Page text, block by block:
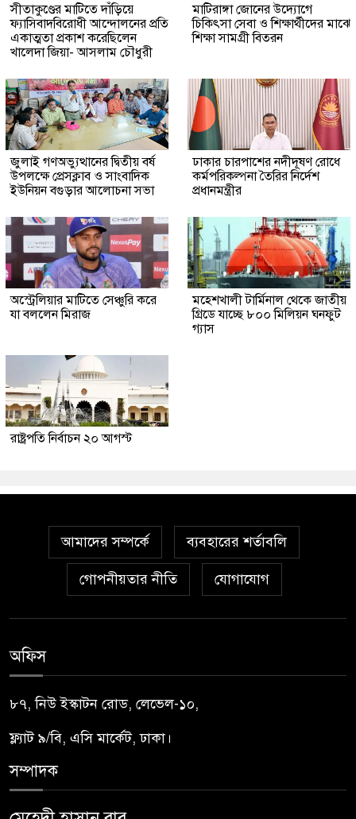
সীতাকুণ্ডের মাটিতে দাঁড়িয়ে
ফ্যাসিবাদবিরোধী আন্দোলনের প্রতি
একাত্মতা প্রকাশ করেছিলেন
খালেদা জিয়া- আসলাম চৌধুরী
মাটিরাঙ্গা জোনের উদ্যোগে
চিকিৎসা সেবা ও শিক্ষার্থীদের মাঝে
শিক্ষা সামগ্রী বিতরন
জুলাই গণঅভ্যুত্থানের দ্বিতীয় বর্ষ
উপলক্ষে প্রেসক্লাব ও সাংবাদিক
ইউনিয়ন বগুড়ার আলোচনা সভা
ঢাকার চারপাশের নদীদূষণ রোধে
কর্মপরিকল্পনা তৈরির নির্দেশ
প্রধানমন্ত্রীর
অস্ট্রেলিয়ার মাটিতে সেঞ্চুরি করে
যা বললেন মিরাজ
মহেশখালী টার্মিনাল থেকে জাতীয়
গ্রিডে যাচ্ছে ৮০০ মিলিয়ন ঘনফুট
গ্যাস
রাষ্ট্রপতি নির্বাচন ২০ আগস্ট
আমাদের সম্পর্কে ব্যবহারের শর্তাবলি
গোপনীয়তার নীতি যোগাযোগ
অফিস
৮৭, নিউ ইস্কাটন রোড, লেভেল-১০,
ফ্ল্যাট ৯/বি, এসি মার্কেট, ঢাকা।
সম্পাদক